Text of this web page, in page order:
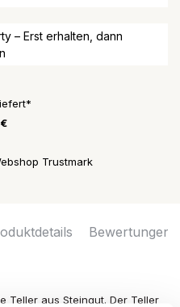
– Erst erhalten, dann
Trustmark
Bewertungen
Teller aus Steingut. Der Teller